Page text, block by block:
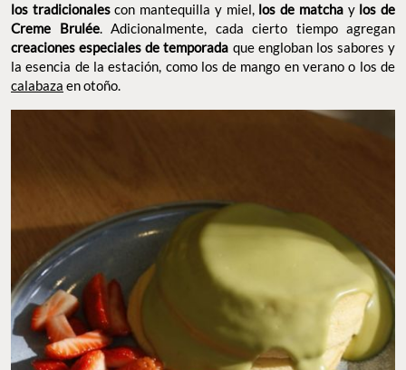
los tradicionalescon mantequilla y miel,los de matchay los de
Creme Brulée. Adicionalmente, cada cierto tiempo agregan
creaciones especiales de temporada que engloban los sabores y
la esencia de la estación, como los de mango en verano o los de
calabaza en otoño.